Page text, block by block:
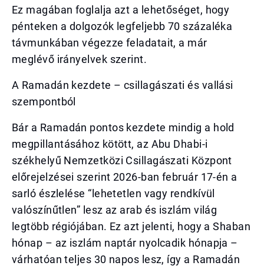
Ez magában foglalja azt a lehetőséget, hogy
pénteken a dolgozók legfeljebb 70 százaléka
távmunkában végezze feladatait, a már
meglévő irányelvek szerint.
A Ramadán kezdete – csillagászati és vallási
szempontból
Bár a Ramadán pontos kezdete mindig a hold
megpillantásához kötött, az Abu Dhabi-i
székhelyű Nemzetközi Csillagászati Központ
előrejelzései szerint 2026-ban február 17-én a
sarló észlelése “lehetetlen vagy rendkívül
valószínűtlen” lesz az arab és iszlám világ
legtöbb régiójában. Ez azt jelenti, hogy a Shaban
hónap – az iszlám naptár nyolcadik hónapja –
várhatóan teljes 30 napos lesz, így a Ramadán